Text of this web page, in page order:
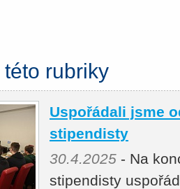
rubriky
Uspořádali jsme
stipendisty
30.4.2025 - Na
stipendisty